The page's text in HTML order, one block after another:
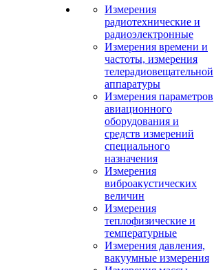
Измерения
радиотехнические и
радиоэлектронные
Измерения времени и
частоты, измерения
телерадиовещательной
аппаратуры
Измерения параметров
авиационного
оборудования и
средств измерений
специального
назначения
Измерения
виброакустических
величин
Измерения
теплофизические и
температурные
Измерения давления,
вакуумные измерения